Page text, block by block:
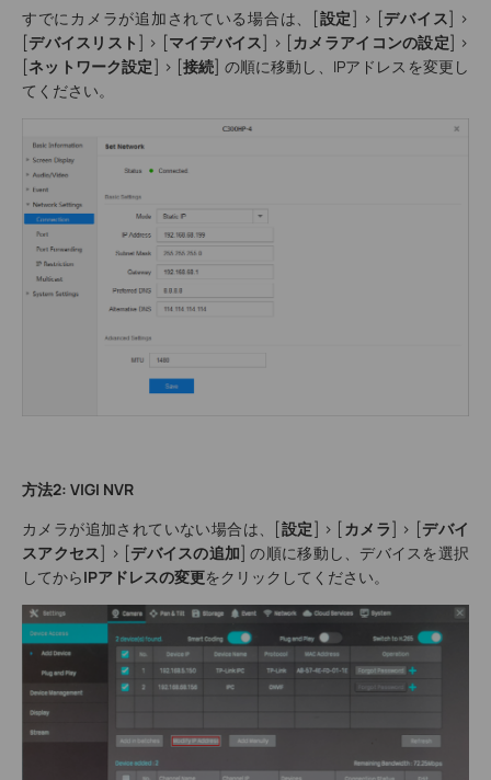
すでにカメラが追加されている場合は、[設定] > [デバイス] >
[デバイスリスト ] > [マイデバイス] > [カメラアイコンの設定] >
[ネットワーク設定] > [接続] の順に移動し、IPアドレスを変更し
てください。
方法2: VIGI NVR
カメラが追加されていない場合は、[設定] > [ カメラ] > [デバイ
スアクセス] > [デバイスの追加] の順に移動し、デバイスを選択
してからIPアドレスの変更をクリックしてください。